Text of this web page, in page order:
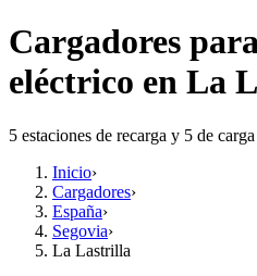
Cargadores
eléctrico en La
5 estaciones de recarga y 5 de
Inicio›
Cargadores›
España›
Segovia›
La Lastrilla